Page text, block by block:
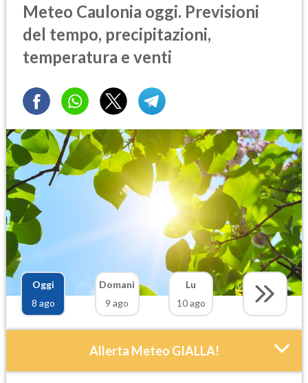
Meteo Caulonia oggi. Previsioni
del tempo, precipitazioni,
temperatura e venti
Oggi
8 ago
Domani
9 ago
Lu
10 ago
Allerta Meteo GIALLA!